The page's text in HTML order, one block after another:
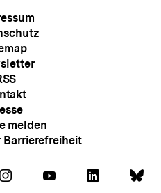
Meta-
Navigation
melden
Barrierefreiheit
Folgen
Auf
Folgen Folgen